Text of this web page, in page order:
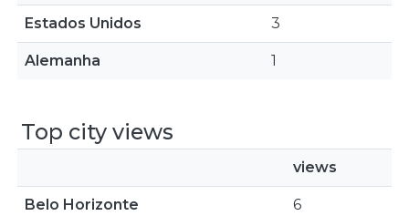
Estados Unidos 3
Alemanha 1
Top city views
views
Belo Horizonte 6